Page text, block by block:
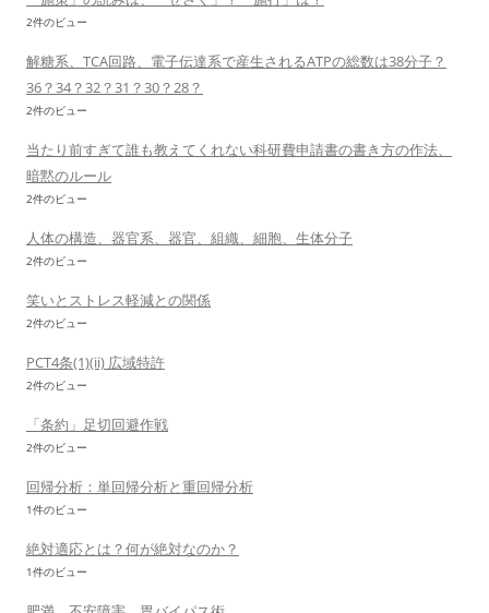
2件のビュー
解糖系、TCA回路、電子伝達系で産生されるATPの総数は38分子？
36？34？32？31？30？28？
2件のビュー
当たり前すぎて誰も教えてくれない科研費申請書の書き方の作法、
暗黙のルール
2件のビュー
人体の構造、器官系、器官、組織、細胞、生体分子
2件のビュー
笑いとストレス軽減との関係
2件のビュー
PCT4条(1)(ii) 広域特許
2件のビュー
「条約」足切回避作戦
2件のビュー
回帰分析：単回帰分析と重回帰分析
1件のビュー
絶対適応とは？何が絶対なのか？
1件のビュー